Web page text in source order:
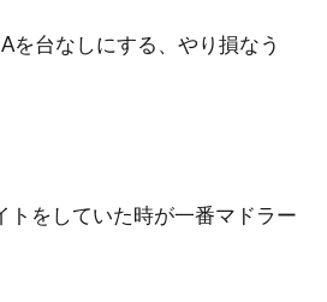
を台なしにする、やり損なう
トをしていた時が一番マドラー